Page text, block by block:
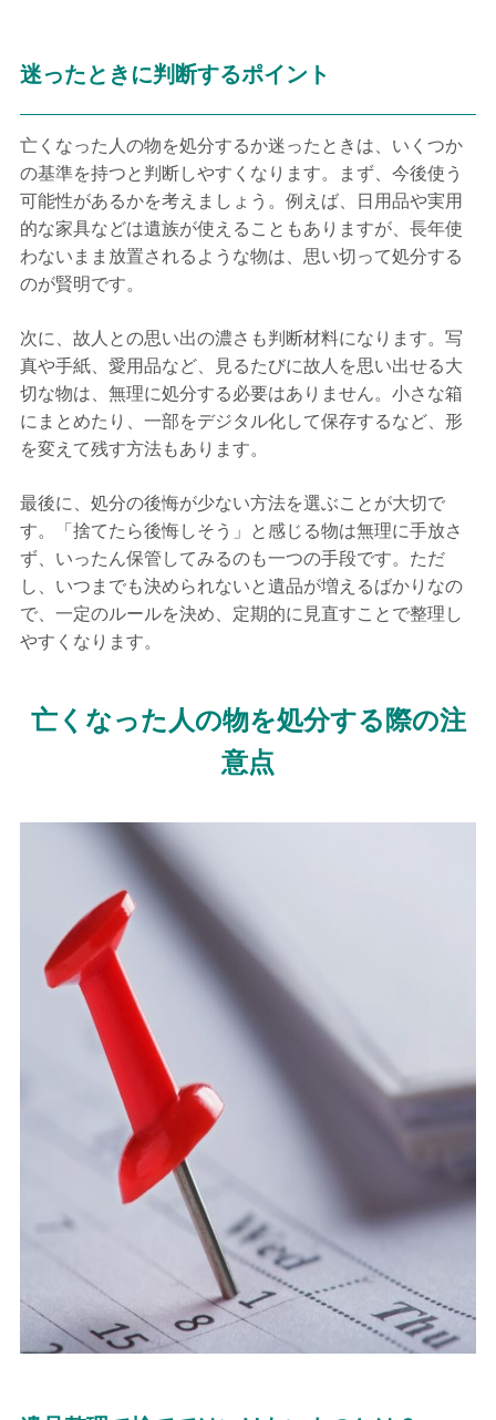
迷ったときに判断するポイント
亡くなった人の物を処分するか迷ったときは、いくつか
の基準を持つと判断しやすくなります。まず、今後使う
可能性があるかを考えましょう。例えば、日用品や実用
的な家具などは遺族が使えることもありますが、長年使
わないまま放置されるような物は、思い切って処分する
のが賢明です。
次に、故人との思い出の濃さも判断材料になります。写
真や手紙、愛用品など、見るたびに故人を思い出せる大
切な物は、無理に処分する必要はありません。小さな箱
にまとめたり、一部をデジタル化して保存するなど、形
を変えて残す方法もあります。
最後に、処分の後悔が少ない方法を選ぶことが大切で
す。「捨てたら後悔しそう」と感じる物は無理に手放さ
ず、いったん保管してみるのも一つの手段です。ただ
し、いつまでも決められないと遺品が増えるばかりなの
で、一定のルールを決め、定期的に見直すことで整理し
やすくなります。
亡くなった人の物を処分する際の注
意点